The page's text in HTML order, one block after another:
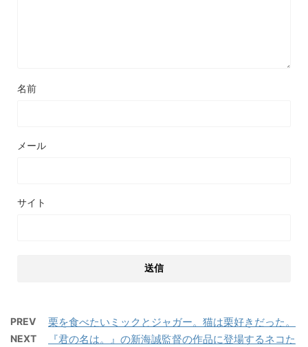
名前
メール
サイト
PREV 栗を食べたいミックとジャガー。猫は栗好きだった。
NEXT
『君の名は。』の新海誠監督の作品に登場するネコた